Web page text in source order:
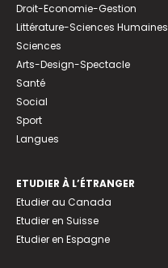
Droit-Economie-Gestion
Littérature-Sciences Humaines
Sciences
Arts-Design-Spectacle
Santé
Social
Sport
Langues
ETUDIER À L’ÉTRANGER
Etudier au Canada
Etudier en Suisse
Etudier en Espagne